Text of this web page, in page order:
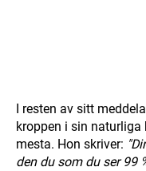
I resten av sitt
kroppen i sin
mesta. Hon skriver:
den du som du ser 99